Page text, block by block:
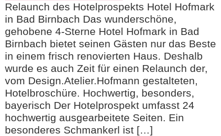
Relaunch des Hotelprospekts Hotel Hofmark
in Bad Birnbach Das wunderschöne,
gehobene 4-Sterne Hotel Hofmark in Bad
Birnbach bietet seinen Gästen nur das Beste
in einem frisch renovierten Haus. Deshalb
wurde es auch Zeit für einen Relaunch der,
vom Design.Atelier.Hofmann gestalteten,
Hotelbroschüre. Hochwertig, besonders,
bayerisch Der Hotelprospekt umfasst 24
hochwertig ausgearbeitete Seiten. Ein
besonderes Schmankerl ist […]